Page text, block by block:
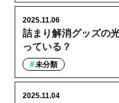
詰まり解消グッズの
っている？
2025.11.06
未分類
2025.11.04